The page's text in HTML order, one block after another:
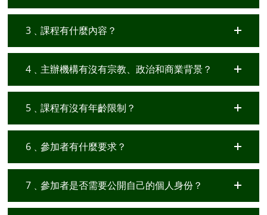
3﹑課程有什麼內容？
4﹑主辦機構有沒有宗教、政治和商業背景？
5﹑課程有沒有年齡限制？
6﹑參加者有什麼要求？
7﹑參加者是否需要公開自己的個人身份？